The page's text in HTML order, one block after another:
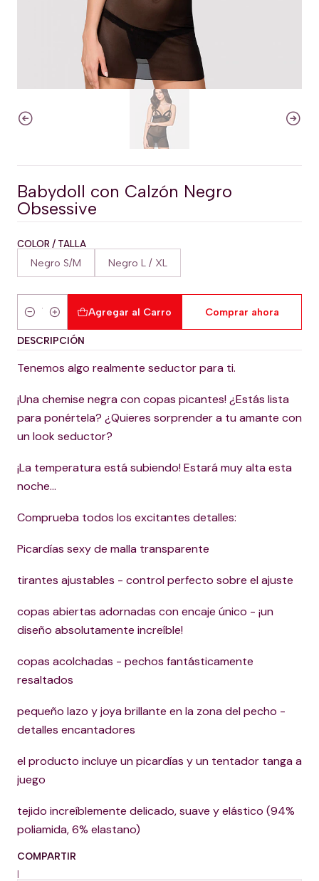
Babydoll con Calzón Negro
Obsessive
COLOR / TALLA
Negro S/M Negro L / XL
Cantidad
Agregar al Carro Comprar ahora
DESCRIPCIÓN
Tenemos algo realmente seductor para ti.
¡Una chemise negra con copas picantes! ¿Estás lista
para ponértela? ¿Quieres sorprender a tu amante con
un look seductor?
¡La temperatura está subiendo! Estará muy alta esta
noche...
Comprueba todos los excitantes detalles:
Picardías sexy de malla transparente
tirantes ajustables - control perfecto sobre el ajuste
copas abiertas adornadas con encaje único - ¡un
diseño absolutamente increíble!
copas acolchadas - pechos fantásticamente
resaltados
pequeño lazo y joya brillante en la zona del pecho -
detalles encantadores
el producto incluye un picardías y un tentador tanga a
juego
tejido increíblemente delicado, suave y elástico (94%
poliamida, 6% elastano)
COMPARTIR
|